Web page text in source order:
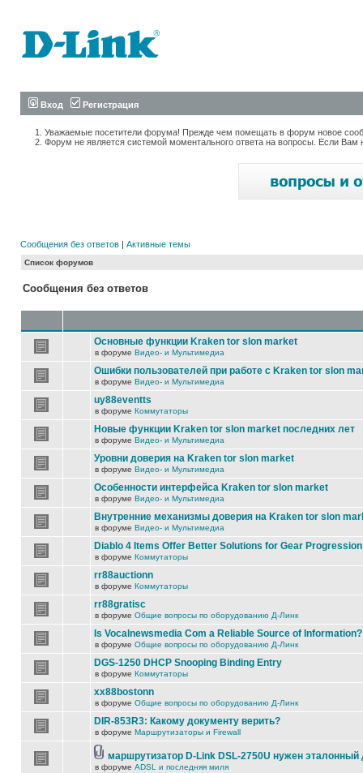
Вход Регистрация
Уважаемые посетители форума! Прежде чем помещать в форум новое
Форум не является системой моментального ответа на вопросы. Если
Сообщения без ответов | Активные темы
Список форумов
Сообщения без ответов
Основные функции Kraken tor slon market
в форуме Видео- и Мультимедиа
Ошибки пользователей при работе с Kraken tor slon
в форуме Видео- и Мультимедиа
uy88eventts
в форуме Коммутаторы
Новые функции Kraken tor slon market последних лет
в форуме Видео- и Мультимедиа
Уровни доверия на Kraken tor slon market
в форуме Видео- и Мультимедиа
Особенности интерфейса Kraken tor slon market
в форуме Видео- и Мультимедиа
Внутренние механизмы доверия на Kraken tor slon
в форуме Видео- и Мультимедиа
Diablo 4 Items Offer Better Solutions for Gear Progression
в форуме Коммутаторы
rr88auctionn
в форуме Коммутаторы
rr88gratisc
в форуме Общие вопросы по оборудованию Д-Линк
Is Vocalnewsmedia Com a Reliable Source of Information?
в форуме Общие вопросы по оборудованию Д-Линк
DGS-1250 DHCP Snooping Binding Entry
в форуме Коммутаторы
xx88bostonn
в форуме Общие вопросы по оборудованию Д-Линк
DIR-853R3: Какому документу верить?
в форуме Маршрутизаторы и Firewall
маршрутизатор D-Link DSL-2750U нужен эталонный
в форуме ADSL и последняя миля